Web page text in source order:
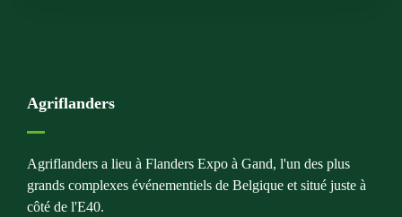
Agriflanders
Agriflanders a lieu à Flanders Expo à Gand, l'un des plus
grands complexes événementiels de Belgique et situé juste à
côté de l'E40.